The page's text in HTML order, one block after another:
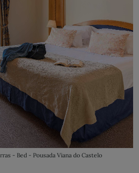
- Bed - Pousada Viana do Castelo